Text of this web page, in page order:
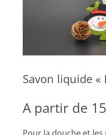
Savon liquide «
A partir de